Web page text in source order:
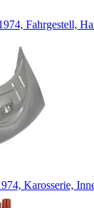
Fahrgestell,
Karosserie,